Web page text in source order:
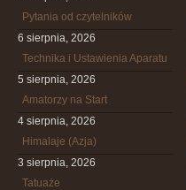
Pytania od czytelników
6 sierpnia, 2026
Technika i Ustawienia Aparatu
5 sierpnia, 2026
Amatorzy na Start
4 sierpnia, 2026
Himalaje (Azja)
3 sierpnia, 2026
Tatuaże